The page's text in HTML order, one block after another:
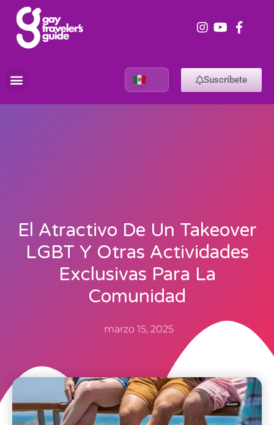
Suscríbete
El Atractivo De Un Takeover
LGBT Y Otras Actividades
Exclusivas Para La
Comunidad
marzo 15, 2025